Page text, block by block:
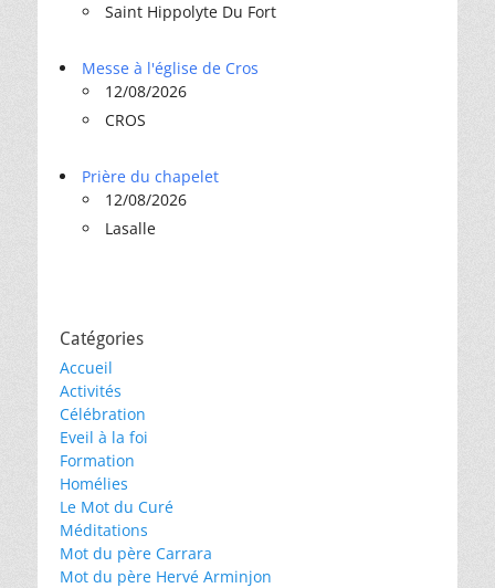
Saint Hippolyte Du Fort
Messe à l'église de Cros
12/08/2026
CROS
Prière du chapelet
12/08/2026
Lasalle
Catégories
Accueil
Activités
Célébration
Eveil à la foi
Formation
Homélies
Le Mot du Curé
Méditations
Mot du père Carrara
Mot du père Hervé Arminjon